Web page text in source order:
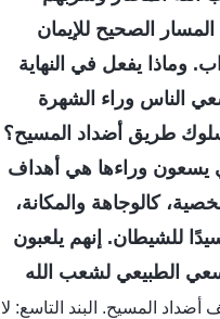
الصحيح للإيمان
وماذا يفعل في النهاية
الناس وراء الشهرة
سلوك طريق أضداد المسيح؟
يسعون وراءها هي أهداف
كالوجاهة والمكانة،
للشيطان. إنهم يلعبون
الطبيعي لشعب الله
ج. 4. كشف أضداد المسيح. البند التاسع: لا